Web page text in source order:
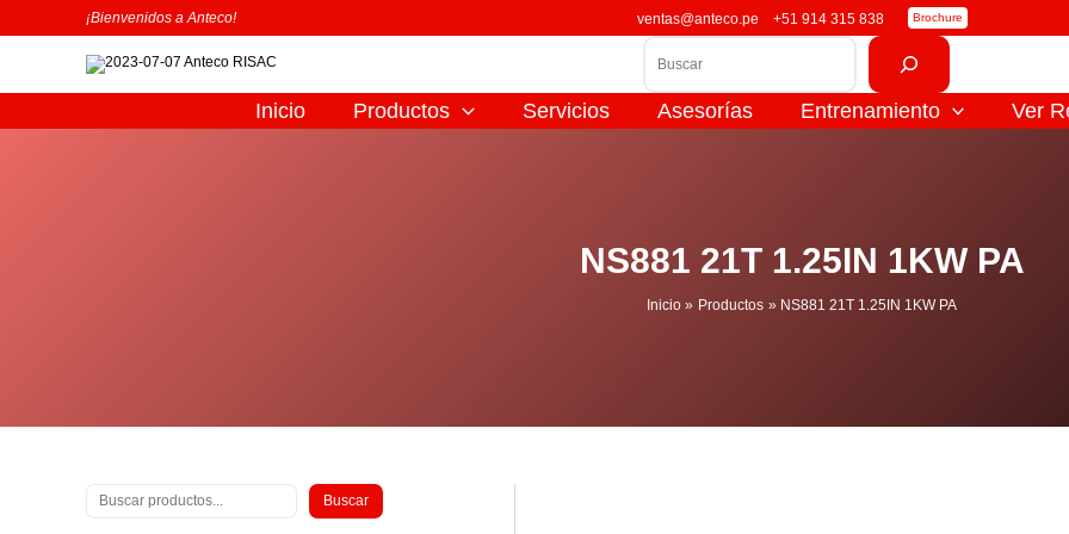
¡Bienvenidos a Anteco! ventas@anteco.pe +51 914 315 838 Brochure
Inicio Productos Servicios Asesorías Entrenamiento Ver
NS881 21T 1.25IN 1KW PA
Inicio Productos NS881 21T 1.25IN 1KW PA
B
s
a
Buscar